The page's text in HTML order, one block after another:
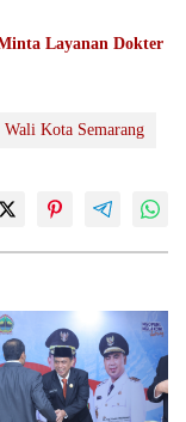
Layanan Dokter
Wali Kota Semarang